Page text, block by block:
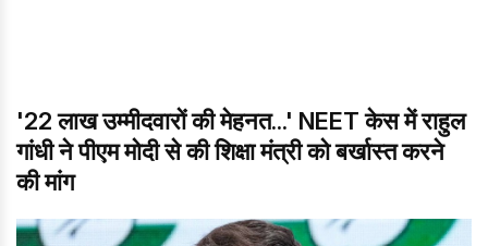
'22 लाख उम्मीदवारों की मेहनत...' NEET केस में राहुल
गांधी ने पीएम मोदी से की शिक्षा मंत्री को बर्खास्त करने
की मांग